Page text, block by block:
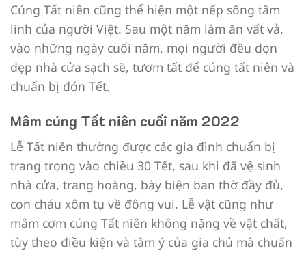
Cúng Tất niên cũng thể hiện một nếp sống tâm
linh của người Việt. Sau một năm làm ăn vất vả,
vào những ngày cuối năm, mọi người đều dọn
dẹp nhà cửa sạch sẽ, tươm tất để cúng tất niên và
chuẩn bị đón Tết.
Mâm cúng Tất niên cuối năm 2022
Lễ Tất niên thường được các gia đình chuẩn bị
trang trọng vào chiều 30 Tết, sau khi đã vệ sinh
nhà cửa, trang hoàng, bày biện ban thờ đầy đủ,
con cháu xôm tụ về đông vui. Lễ vật cũng như
mâm cơm cúng Tất niên không nặng về vật chất,
tùy theo điều kiện và tâm ý của gia chủ mà chuẩn